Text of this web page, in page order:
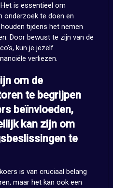
is essentieel om
onderzoek te doen en
tijdens het nemen
Door bewust te zijn van de
kun je jezelf
verliezen.
om de
te begrijpen
beïnvloeden,
kan zijn om
te
is van cruciaal belang
maar het kan ook een